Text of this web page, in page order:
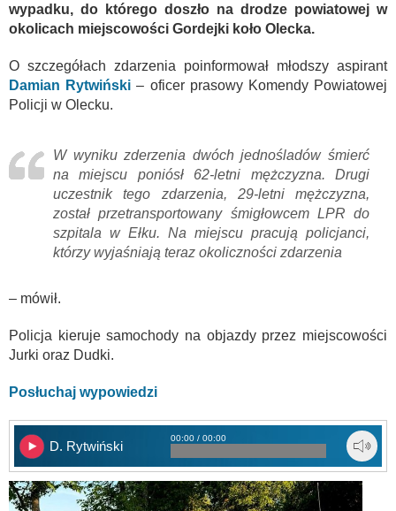
wypadku, do którego doszło na drodze powiatowej w
okolicach miejscowości Gordejki koło Olecka.
O szczegółach zdarzenia poinformował młodszy aspirant
Damian Rytwiński – oficer prasowy Komendy Powiatowej
Policji w Olecku.
W wyniku zderzenia dwóch jednośladów śmierć
na miejscu poniósł 62-letni mężczyzna. Drugi
uczestnik tego zdarzenia, 29-letni mężczyzna,
został przetransportowany śmigłowcem LPR do
szpitala w Ełku. Na miejscu pracują policjanci,
którzy wyjaśniają teraz okoliczności zdarzenia
– mówił.
Policja kieruje samochody na objazdy przez miejscowości
Jurki oraz Dudki.
Posłuchaj wypowiedzi
D. Rytwiński
00:00 / 00:00